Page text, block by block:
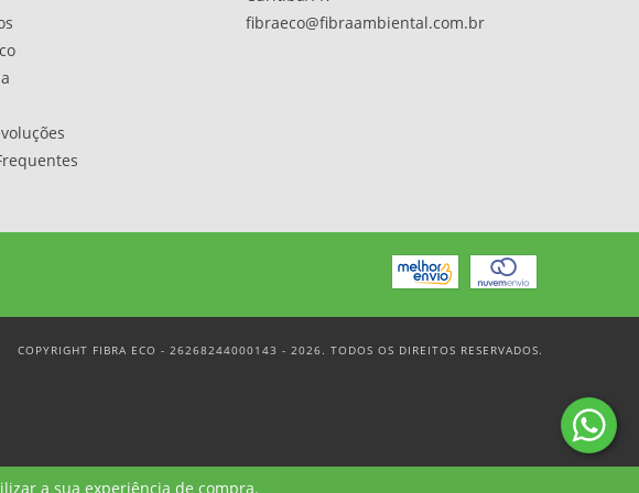
a sua experiência de compra.
fibraeco@fibraambiental.com.br
COPYRIGHT FIBRA ECO - 26268244000143 - 2026. TODOS OS DIREITOS RESERVADOS.